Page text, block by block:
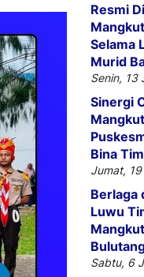
Resmi
Selama
Murid
Senin, 13
Sinergi
Bina
Jumat,
Berlaga
Luwu
Sabtu, 6